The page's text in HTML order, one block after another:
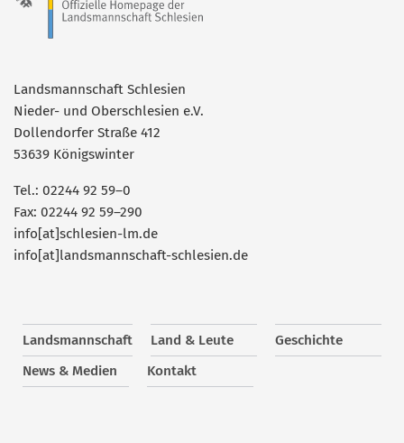
Landsmannschaft Schlesien
Nieder- und Oberschlesien e.V.
Dollendorfer Straße 412
53639 Königswinter
Tel.: 02244 92 59–0
Fax: 02244 92 59–290
info[at]schlesien-lm.de
info[at]landsmannschaft-schlesien.de
Landsmannschaft Land & Leute
Geschichte
News & Medien
Kontakt